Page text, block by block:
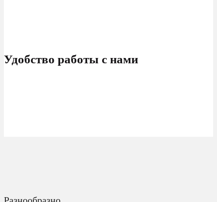
Удобство работы с нами